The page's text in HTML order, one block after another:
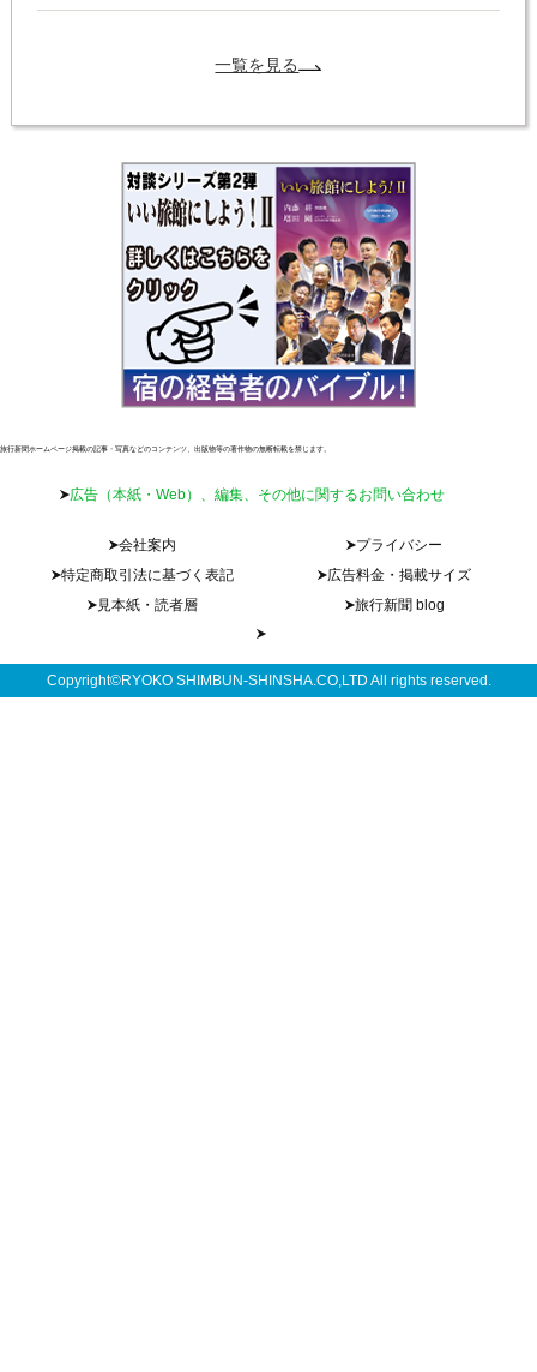
一覧を見る
旅行新聞ホームページ掲載の記事・写真などのコンテンツ、出版物等の著作物の無断転載を禁じます。
広告（本紙・Web）、編集、その他に関するお問い合わせ
会社案内
プライバシー
特定商取引法に基づく表記
広告料金・掲載サイズ
見本紙・読者層
旅行新聞 blog
Copyright©RYOKO SHIMBUN-SHINSHA.CO,LTD All rights reserved.